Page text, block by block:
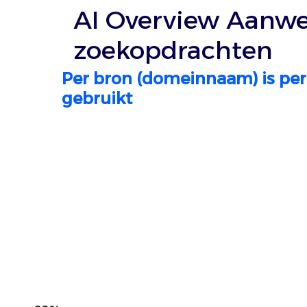
AI Overview
zoekopdrachten
Per bron (domeinnaam) is
gebruikt